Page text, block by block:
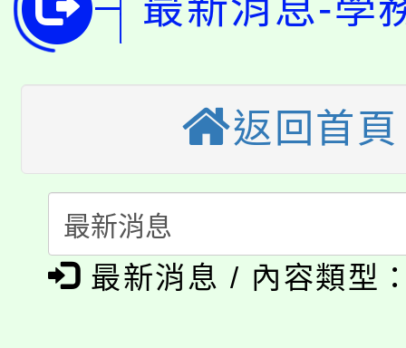
車」活動
桃園市115學年度學生
生本土語及新住民語歌
公告本校115學年度第
代理(課)教師甄選結果
公告本校115學年度第
代理(課)教師甄選結果(
轉知中國文化大學推廣
《TA101》溝通分析基
程，歡迎學生輔導中心
轉知苗栗縣政府辦理
縣市「校園短影音徵選
115年食農教育專業人
返回首頁
最新消息 / 內容類型